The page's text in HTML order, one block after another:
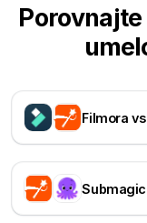
Filmora